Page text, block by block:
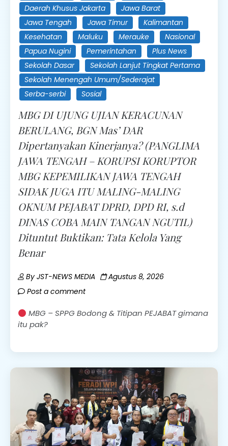
Daerah Khusus Jakarta
Jawa Barat
Jawa Tengah
Jawa Timur
Kalimantan
Kesehatan
Maluku Merauke
Nasional
Papua Nugini
Pemerintahan
Plus News
Sekolah Dasar
Sekolah Lanjut Tingkat Pertama
Sekolah Menengah Umum/Sederajat
Serba-serbi
Sosial
MBG DI UJUNG UJIAN KERACUNAN
BERULANG, BGN Mas’ DAR
Dipertanyakan Kinerjanya? (PANGLIMA
JAWA TENGAH – KORUPSI KORUPTOR
MBG KEPEMILIKAN JAWA TENGAH
SIDAK JUGA ITU MALING-MALING
OKNUM PEJABAT DPRD, DPD RI, s.d
DINAS COBA MAIN TANGAN NGUTIL)
Dituntut Buktikan: Tata Kelola Yang
Benar
ByJST-NEWS MEDIA
Agustus 8, 2026
Post a comment
MBG – SPPG Bodong & Titipan PEJABAT gimana
itu pak?